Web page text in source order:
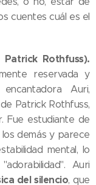
cuentes cuál es el
Rothfuss).
reservada y
Auri,
Patrick Rothfuss,
Fue estudiante de
los demás y parece
mental, lo
Auri
del silencio, que